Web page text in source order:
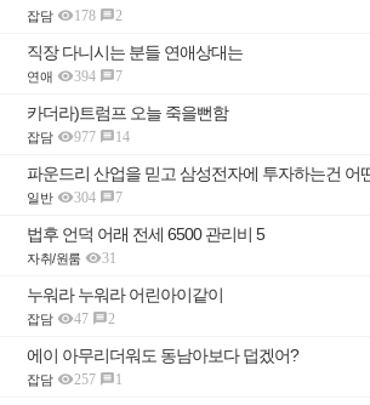
잡담 178 2
직장 다니시는 분들 연애상대는
연애 394 7
카더라)트럼프 오늘 죽을뻔함
잡담 977 14
파운드리 산업을 믿고 삼성전자에 투자하는건 어
일반 304 7
법후 언덕 어래 전세 6500 관리비 5
자취/원룸 31
누워라 누워라 어린아이같이
잡담 47 2
에이 아무리더워도 동남아보다 덥겠어?
잡담 257 1